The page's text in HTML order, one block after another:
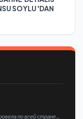
SOYLU 'DAN
по всей стране